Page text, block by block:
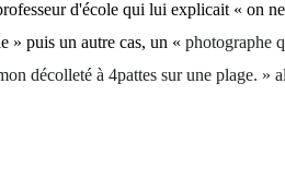
d'école qui lui explicait « on
» puis un autre cas, un « photographe
décolleté à 4pattes sur une plage. »